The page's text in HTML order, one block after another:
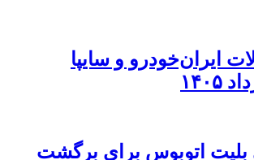
ایران‌خودرو و سایپا
بلیت اتوبوس برای برگشت